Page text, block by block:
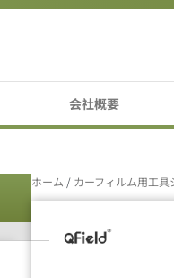
会社概要
ホーム / カーフィルム用工具